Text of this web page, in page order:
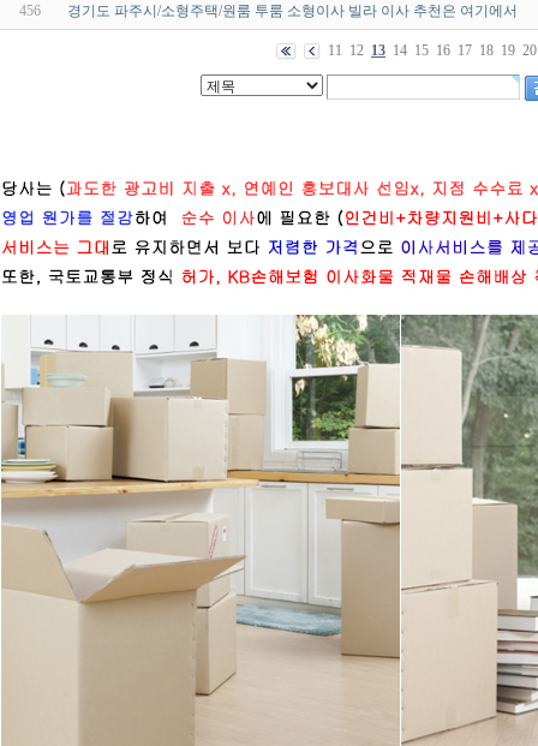
456 경기도 파주시/소형주택/원룸 투룸 소형이사 빌라 이사 추천은 여기에서
11 12 13 14 15 16 17 18 19 20